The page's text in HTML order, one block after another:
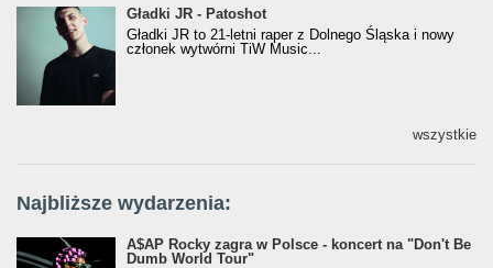
Gładki JR - Patoshot
Gładki JR - Patoshot
Gładki JR to 21-letni raper z Dolnego Śląska i nowy
członek wytwórni TiW Music...
wszystkie
Najbliższe wydarzenia:
A$AP Rocky zagra w Polsce - koncert na "Don't Be
Dumb World Tour"